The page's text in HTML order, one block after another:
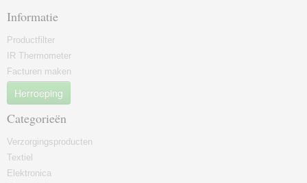
Informatie
Productfilter
IR Thermometer
Facturen maken
Herroeping
Categorieën
Verzorgingsproducten
Textiel
Elektronica